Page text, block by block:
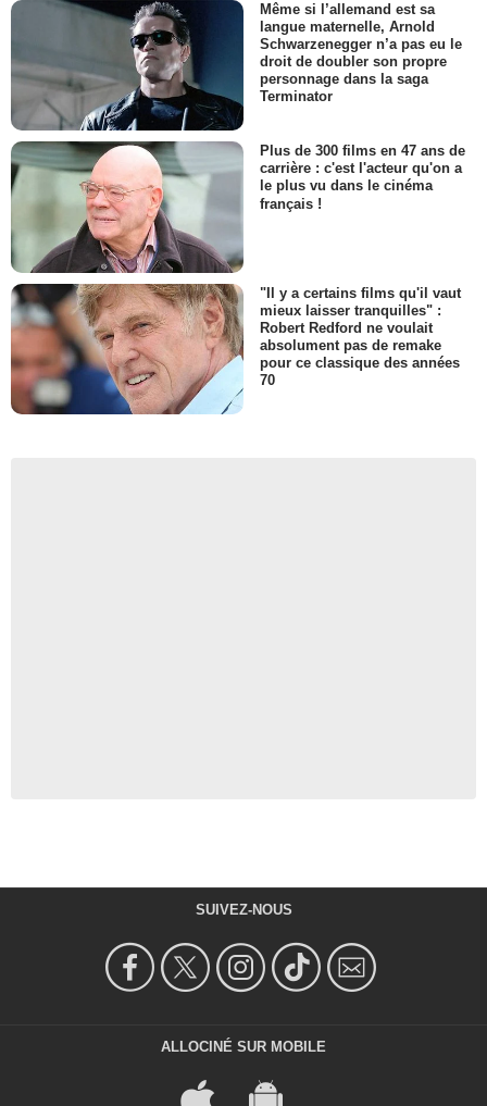
Même si l’allemand est sa
langue maternelle, Arnold
Schwarzenegger n’a pas eu le
droit de doubler son propre
personnage dans la saga
Terminator
Plus de 300 films en 47 ans de
carrière : c'est l'acteur qu'on a
le plus vu dans le cinéma
français !
"Il y a certains films qu'il vaut
mieux laisser tranquilles" :
Robert Redford ne voulait
absolument pas de remake
pour ce classique des années
70
SUIVEZ-NOUS
ALLOCINÉ SUR MOBILE